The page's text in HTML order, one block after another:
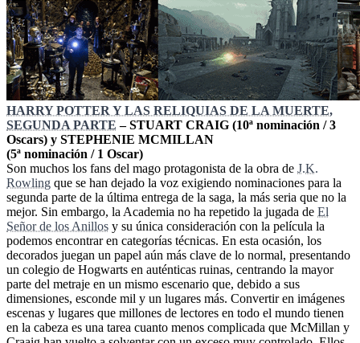
HARRY POTTER Y LAS RELIQUIAS DE LA MUERTE,
SEGUNDA PARTE – STUART CRAIG (10ª nominación / 3
Oscars) y STEPHENIE MCMILLAN
(5ª nominación / 1 Oscar)
Son muchos los fans del mago protagonista de la obra de J.K.
Rowling que se han dejado la voz exigiendo nominaciones para la
segunda parte de la última entrega de la saga, la más seria que no la
mejor. Sin embargo, la Academia no ha repetido la jugada de El
Señor de los Anillos y su única consideración con la película la
podemos encontrar en categorías técnicas. En esta ocasión, los
decorados juegan un papel aún más clave de lo normal, presentando
un colegio de Hogwarts en auténticas ruinas, centrando la mayor
parte del metraje en un mismo escenario que, debido a sus
dimensiones, esconde mil y un lugares más. Convertir en imágenes
escenas y lugares que millones de lectores en todo el mundo tienen
en la cabeza es una tarea cuanto menos complicada que McMillan y